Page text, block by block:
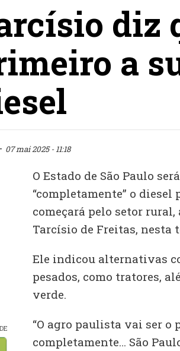
diz
a
07 mai 2025 - 11:18
O Estado de São Paulo
“completamente” o
começará pelo setor
Tarcísio de Freitas, nesta
Ele indicou alternativas
pesados, como tratores,
verde.
“O agro paulista vai ser o
completamente… São